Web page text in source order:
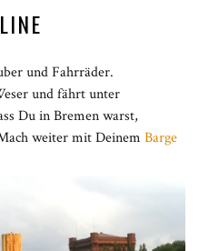
und Fahrräder.
und fährt unter
Du in Bremen warst,
weiter mit Deinem Barge